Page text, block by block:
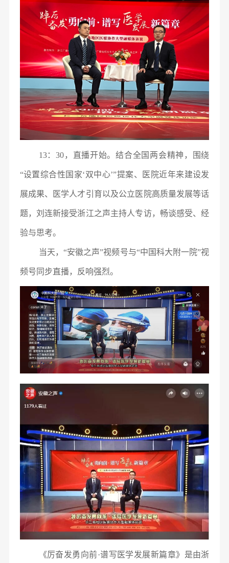
13：30，直播开始。结合全国两会精神，围绕
“设置综合性国家‘双中心’”提案、医院近年来建设发
展成果、医学人才引育以及公立医院高质量发展等话
题，刘连新接受浙江之声主持人专访，畅谈感受、经
验与思考。
当天，“安徽之声”视频号与“中国科大附一院”视
频号同步直播，反响强烈。
《厉奋发勇向前·谱写医学发展新篇章》是由浙